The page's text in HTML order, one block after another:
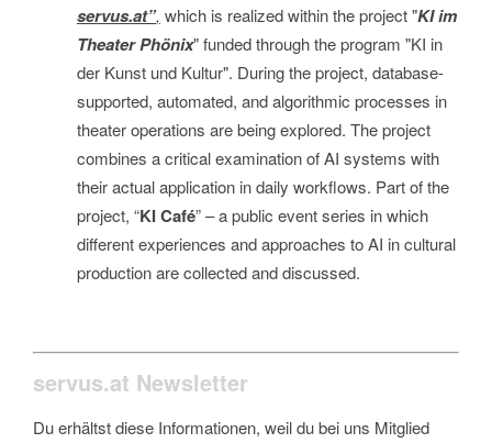
servus.at”, which is realized within the project "KI im
Theater Phönix" funded through the program "KI in
der Kunst und Kultur". During the project, database-
supported, automated, and algorithmic processes in
theater operations are being explored. The project
combines a critical examination of AI systems with
their actual application in daily workflows. Part of the
project, “KI Café” – a public event series in which
different experiences and approaches to AI in cultural
production are collected and discussed.
servus.at Newsletter
Du erhältst diese Informationen, weil du bei uns Mitglied